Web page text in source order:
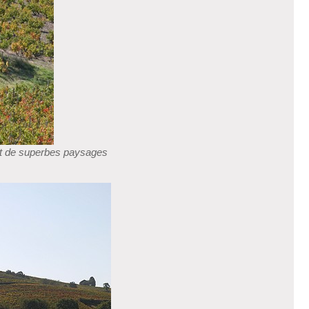
de superbes paysages